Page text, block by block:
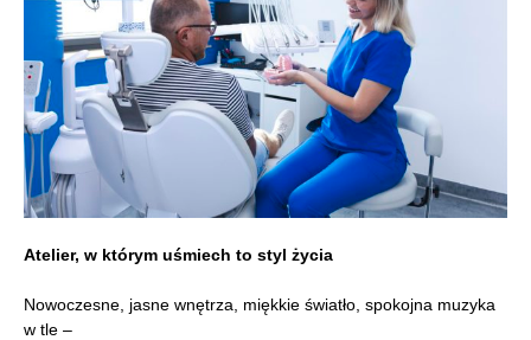
Atelier, w którym uśmiech to styl życia
Nowoczesne, jasne wnętrza, miękkie światło, spokojna muzyka
w tle –